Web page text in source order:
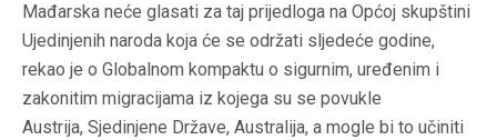
Mađarska neće glasati za taj prijedloga na Općoj skupštini
Ujedinjenih naroda koja će se održati sljedeće godine,
rekao je o Globalnom kompaktu o sigurnim, uređenim i
zakonitim migracijama iz kojega su se povukle
Austrija, Sjedinjene Države, Australija, a mogle bi to učiniti